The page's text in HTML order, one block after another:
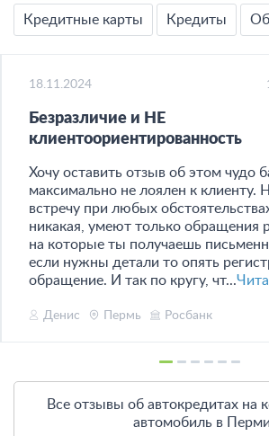
Кредитные карты Кредиты
18.11.2024
Безразличие и НЕ
клиентоориентированность
Хочу оставить отзыв об этом чудо
максимально не лоялен к клиенту.
встречу при любых
никакая, умеют только обращения
на которые ты получаешь
если нужны детали то опять
обращение. И так по кругу, чт...
Денис Пермь Росбанк
Все отзывы об автокредитах на
автомобиль в Перми